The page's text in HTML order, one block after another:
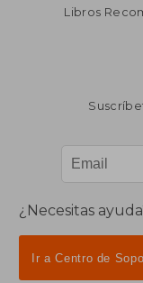
Libros
¿Necesitas
Ir a Centro de